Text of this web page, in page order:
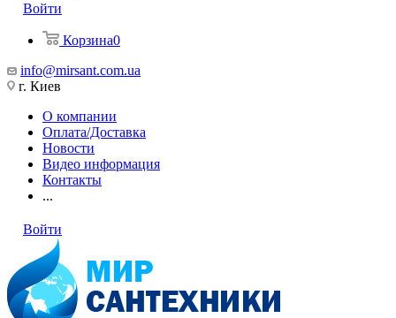
Войти
Корзина0
info@mirsant.com.ua
г. Киев
О компании
Оплата/Доставка
Новости
Видео информация
Контакты
...
Войти